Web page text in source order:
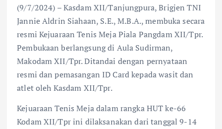
(9/7/2024) – Kasdam XII/Tanjungpura, Brigjen TNI
Jannie Aldrin Siahaan, S.E., M.B.A., membuka secara
resmi Kejuaraan Tenis Meja Piala Pangdam XII/Tpr.
Pembukaan berlangsung di Aula Sudirman,
Makodam XII/Tpr. Ditandai dengan pernyataan
resmi dan pemasangan ID Card kepada wasit dan
atlet oleh Kasdam XII/Tpr.
Kejuaraan Tenis Meja dalam rangka HUT ke-66
Kodam XII/Tpr ini dilaksanakan dari tanggal 9-14